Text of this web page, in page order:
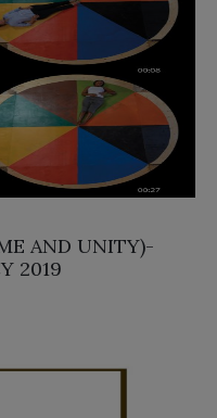
AND UNITY)-
2019